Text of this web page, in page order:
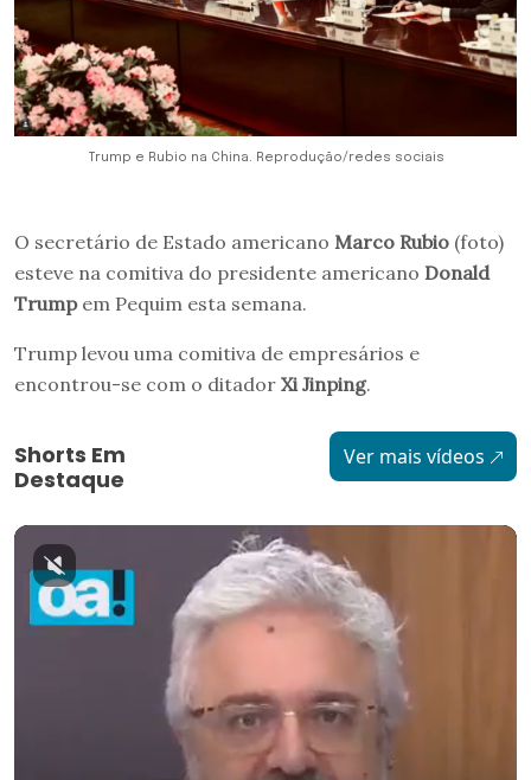
Trump e Rubio na China. Reprodução/redes sociais
O secretário de Estado americano Marco Rubio (foto)
esteve na comitiva do presidente americano Donald
Trumpem Pequim esta semana.
Trump levou uma comitiva de empresários e
encontrou-se com o ditador Xi Jinping.
Shorts Em
Destaque
Ver mais vídeos